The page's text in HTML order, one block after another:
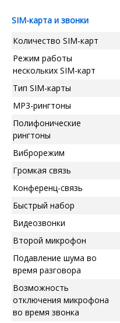
SIM-карта и звонки
Количество SIM-карт
Режим работы
нескольких SIM-карт
Тип SIM-карты
MP3-рингтоны
Полифонические
рингтоны
Виброрежим
Громкая связь
Конференц-связь
Быстрый набор
Видеозвонки
Второй микрофон
Подавление шума во
время разговора
Возможность
отключения микрофона
во время звонка